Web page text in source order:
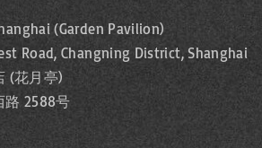
(Garden Pavilion)
Road, Changning District, Shanghai
(花月亭)
路 2588号